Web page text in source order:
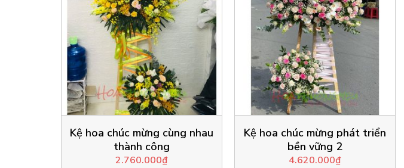
Kệ hoa chúc mừng cùng nhau
thành công
2.760.000₫
Kệ hoa chúc mừng phát triển
bền vững 2
4.620.000₫